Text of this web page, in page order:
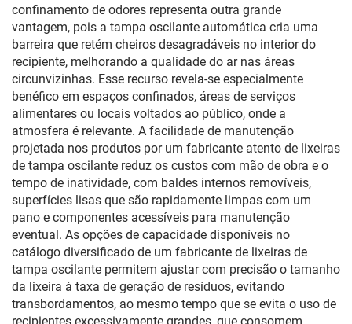
confinamento de odores representa outra grande
vantagem, pois a tampa oscilante automática cria uma
barreira que retém cheiros desagradáveis no interior do
recipiente, melhorando a qualidade do ar nas áreas
circunvizinhas. Esse recurso revela-se especialmente
benéfico em espaços confinados, áreas de serviços
alimentares ou locais voltados ao público, onde a
atmosfera é relevante. A facilidade de manutenção
projetada nos produtos por um fabricante atento de lixeiras
de tampa oscilante reduz os custos com mão de obra e o
tempo de inatividade, com baldes internos removíveis,
superfícies lisas que são rapidamente limpas com um
pano e componentes acessíveis para manutenção
eventual. As opções de capacidade disponíveis no
catálogo diversificado de um fabricante de lixeiras de
tampa oscilante permitem ajustar com precisão o tamanho
da lixeira à taxa de geração de resíduos, evitando
transbordamentos, ao mesmo tempo que se evita o uso de